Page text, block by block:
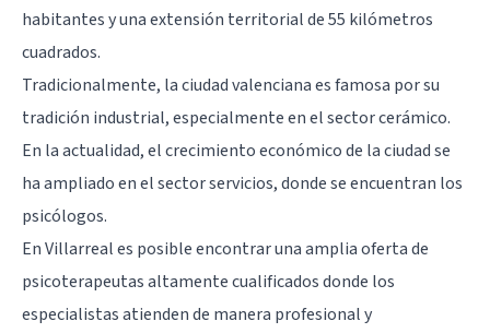
habitantes y una extensión territorial de 55 kilómetros
cuadrados.
Tradicionalmente, la ciudad valenciana es famosa por su
tradición industrial, especialmente en el sector cerámico.
En la actualidad, el crecimiento económico de la ciudad se
ha ampliado en el sector servicios, donde se encuentran los
psicólogos.
En Villarreal es posible encontrar una amplia oferta de
psicoterapeutas altamente cualificados donde los
especialistas atienden de manera profesional y